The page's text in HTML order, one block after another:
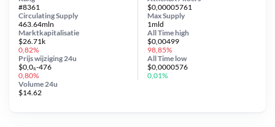
$0,00005761
Circulating Supply
463.64mln
Prijs wijziging 24u
$0,0₆-476
0,80%
Max Supply
1mld
Marktkapitalisatie
$26.71k
0,82%
Volume 24u
$14.62
#8361
All Timehigh
$0,00499
98,85%
All Time low
$0,0000576
0,01%